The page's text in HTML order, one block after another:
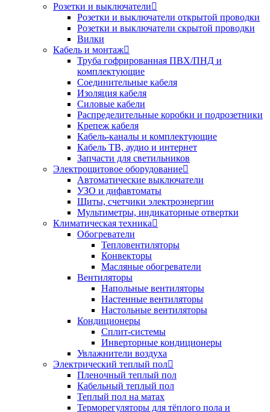
Розетки и выключатели
Розетки и выключатели открытой проводки
Розетки и выключатели скрытой проводки
Вилки
Кабель и монтаж
Труба гофрированная ПВХ/ПНД и
комплектующие
Соединительные кабеля
Изоляция кабеля
Силовые кабели
Распределительные коробки и подрозетники
Крепеж кабеля
Кабель-каналы и комплектующие
Кабель ТВ, аудио и интернет
Запчасти для светильников
Электрощитовое оборудование
Автоматические выключатели
УЗО и дифавтоматы
Щиты, счетчики электроэнергии
Мультиметры, индикаторные отвертки
Климатическая техника
Обогреватели
Тепловентиляторы
Конвекторы
Масляные обогреватели
Вентиляторы
Напольные вентиляторы
Настенные вентиляторы
Настольные вентиляторы
Кондиционеры
Сплит-системы
Инверторные кондиционеры
Увлажнители воздуха
Электрический теплый пол
Пленочный теплый пол
Кабельный теплый пол
Теплый пол на матах
Терморегуляторы для тёплого пола и